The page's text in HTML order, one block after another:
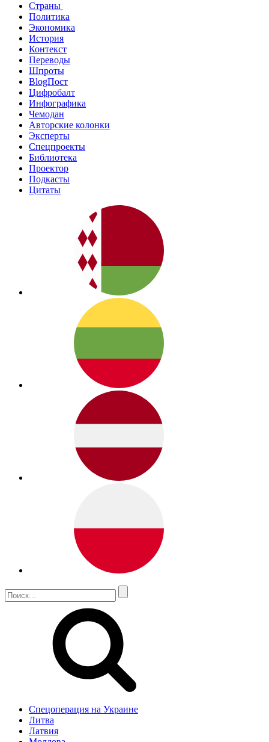
Страны
Политика
Экономика
История
Контекст
Переводы
Шпроты
BlogПост
Цифробалт
Инфографика
Чемодан
Авторские колонки
Эксперты
Спецпроекты
Библиотека
Проектор
Подкасты
Цитаты
Спецоперация на Украине
Литва
Латвия